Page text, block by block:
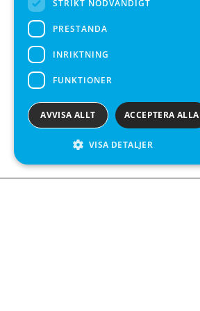
STRIKT NÖDVÄNDIGT
PRESTANDA
INRIKTNING
FUNKTIONER
ACCEPTERA ALLA
AVVISA ALLT
VISA DETALJER